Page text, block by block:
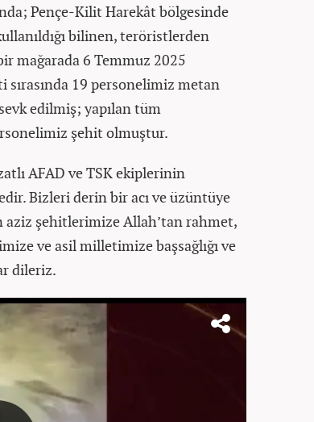
Pençe-Kilit Harekât bölgesinde
bilinen, teröristlerden
mağarada 6 Temmuz 2025
19 personelimiz metan
edilmiş; yapılan tüm
şehit olmuştur.
AFAD ve TSK ekiplerinin
Bizleri derin bir acı ve üzüntüye
aziz şehitlerimize Allah’tan rahmet,
ve asil milletimize başsağlığı ve
dileriz.